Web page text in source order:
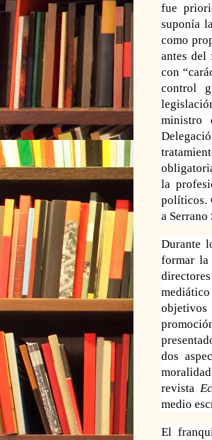
fue
suponía
como
antes del
con
control
ministro
tratamien
la
políticos.
a Serrano
Durante
formar la
dos
revista
medio
El